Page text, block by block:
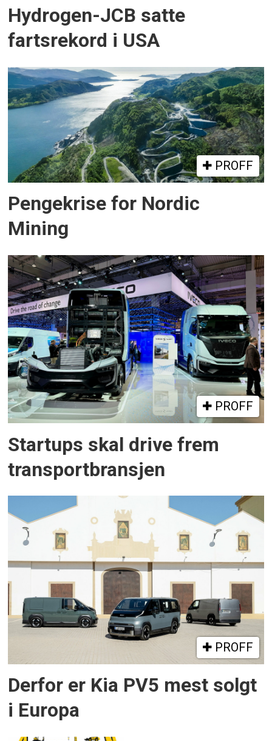
Hydrogen-JCB satte
fartsrekord i USA
PROFF
Pengekrise for Nordic
Mining
PROFF
Startups skal drive frem
transportbransjen
PROFF
Derfor er Kia PV5 mest solgt
i Europa